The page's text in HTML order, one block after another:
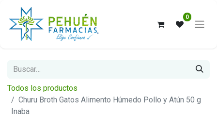
0
Todos los productos
Churu Broth Gatos Alimento Húmedo Pollo y Atún 50 g
Inaba